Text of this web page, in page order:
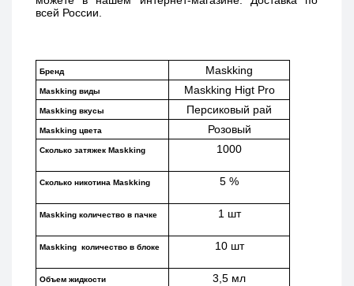
всей России.
Бренд Maskking
Maskking виды Maskking Higt Pro
Maskking вкусы Персиковый рай
Maskking цвета Розовый
Сколько затяжек Maskking 1000
Сколько никотина Maskking 5 %
Maskking количество в пачке 1 шт
Maskking  количество в блоке 10 шт
Объем жидкости 3,5 мл